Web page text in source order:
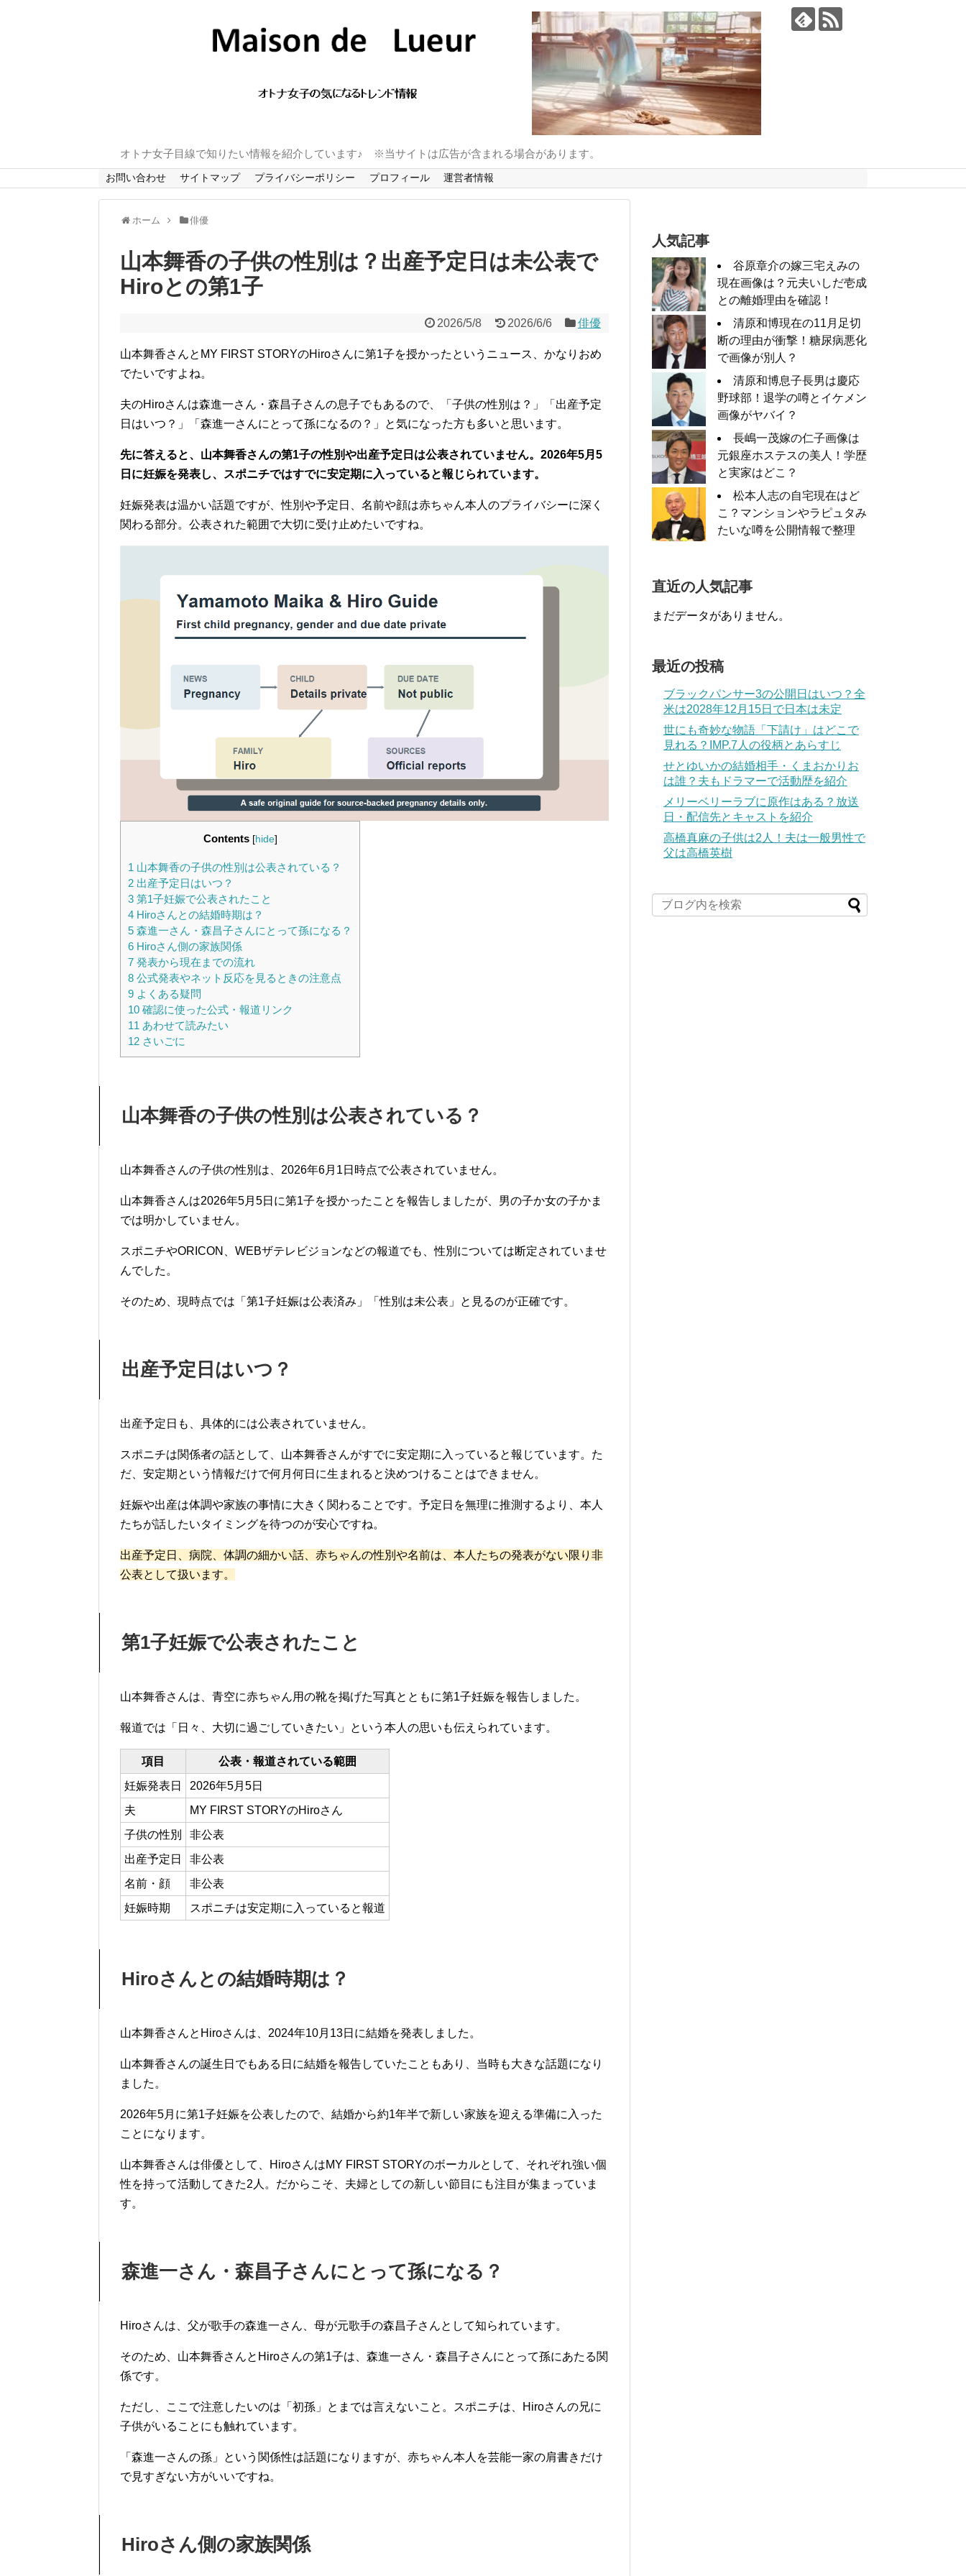
オトナ女子目線で知りたい情報を紹介しています♪ ※当サイトは広告が含まれる場合があります。
お問い合わせ サイトマップ プライバシーポリシー プロフィール 運営者情報
ホーム 俳優
山本舞香の子供の性別は？出産予定日は未公表で
Hiroとの第1子
2026/5/8 2026/6/6 俳優
山本舞香さんとMY FIRST STORYのHiroさんに第1子を授かったというニュース、かなりおめ
でたいですよね。
夫のHiroさんは森進一さん・森昌子さんの息子でもあるので、「子供の性別は？」「出産予定
日はいつ？」「森進一さんにとって孫になるの？」と気になった方も多いと思います。
先に答えると、山本舞香さんの第1子の性別や出産予定日は公表されていません。2026年5月5
日に妊娠を発表し、スポニチではすでに安定期に入っていると報じられています。
妊娠発表は温かい話題ですが、性別や予定日、名前や顔は赤ちゃん本人のプライバシーに深く
関わる部分。公表された範囲で大切に受け止めたいですね。
Contents [hide]
1 山本舞香の子供の性別は公表されている？
2 出産予定日はいつ？
3 第1子妊娠で公表されたこと
4 Hiroさんとの結婚時期は？
5 森進一さん・森昌子さんにとって孫になる？
6 Hiroさん側の家族関係
7 発表から現在までの流れ
8 公式発表やネット反応を見るときの注意点
9 よくある疑問
10 確認に使った公式・報道リンク
11 あわせて読みたい
12 さいごに
山本舞香の子供の性別は公表されている？
山本舞香さんの子供の性別は、2026年6月1日時点で公表されていません。
山本舞香さんは2026年5月5日に第1子を授かったことを報告しましたが、男の子か女の子かま
では明かしていません。
スポニチやORICON、WEBザテレビジョンなどの報道でも、性別については断定されていませ
んでした。
そのため、現時点では「第1子妊娠は公表済み」「性別は未公表」と見るのが正確です。
出産予定日はいつ？
出産予定日も、具体的には公表されていません。
スポニチは関係者の話として、山本舞香さんがすでに安定期に入っていると報じています。た
だ、安定期という情報だけで何月何日に生まれると決めつけることはできません。
妊娠や出産は体調や家族の事情に大きく関わることです。予定日を無理に推測するより、本人
たちが話したいタイミングを待つのが安心ですね。
出産予定日、病院、体調の細かい話、赤ちゃんの性別や名前は、本人たちの発表がない限り非
公表として扱います。
第1子妊娠で公表されたこと
山本舞香さんは、青空に赤ちゃん用の靴を掲げた写真とともに第1子妊娠を報告しました。
報道では「日々、大切に過ごしていきたい」という本人の思いも伝えられています。
項目
公表・報道されている範囲
妊娠発表日
2026年5月5日
夫
MY FIRST STORYのHiroさん
子供の性別
非公表
出産予定日
非公表
名前・顔
非公表
妊娠時期
スポニチは安定期に入っていると報道
Hiroさんとの結婚時期は？
山本舞香さんとHiroさんは、2024年10月13日に結婚を発表しました。
山本舞香さんの誕生日でもある日に結婚を報告していたこともあり、当時も大きな話題になり
ました。
2026年5月に第1子妊娠を公表したので、結婚から約1年半で新しい家族を迎える準備に入った
ことになります。
山本舞香さんは俳優として、HiroさんはMY FIRST STORYのボーカルとして、それぞれ強い個
性を持って活動してきた2人。だからこそ、夫婦としての新しい節目にも注目が集まっていま
す。
森進一さん・森昌子さんにとって孫になる？
Hiroさんは、父が歌手の森進一さん、母が元歌手の森昌子さんとして知られています。
そのため、山本舞香さんとHiroさんの第1子は、森進一さん・森昌子さんにとって孫にあたる関
係です。
ただし、ここで注意したいのは「初孫」とまでは言えないこと。スポニチは、Hiroさんの兄に
子供がいることにも触れています。
「森進一さんの孫」という関係性は話題になりますが、赤ちゃん本人を芸能一家の肩書きだけ
で見すぎない方がいいですね。
Hiroさん側の家族関係
人気記事
谷原章介の嫁三宅えみの
現在画像は？元夫いしだ壱成
との離婚理由を確認！
清原和博現在の11月足切
断の理由が衝撃！糖尿病悪化
で画像が別人？
清原和博息子長男は慶応
野球部！退学の噂とイケメン
画像がヤバイ？
長嶋一茂嫁の仁子画像は
元銀座ホステスの美人！学歴
と実家はどこ？
松本人志の自宅現在はど
こ？マンションやラピュタみ
たいな噂を公開情報で整理
直近の人気記事
まだデータがありません。
最近の投稿
ブラックパンサー3の公開日はいつ？全
米は2028年12月15日で日本は未定
世にも奇妙な物語「下請け」はどこで
見れる？IMP.7人の役柄とあらすじ
せとゆいかの結婚相手・くまおかりお
は誰？夫もドラマーで活動歴を紹介
メリーベリーラブに原作はある？放送
日・配信先とキャストを紹介
高橋真麻の子供は2人！夫は一般男性で
父は高橋英樹